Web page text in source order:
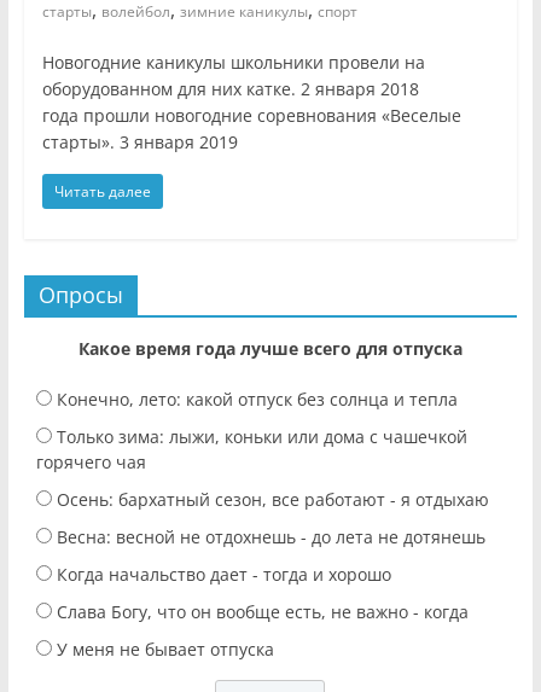
старты, волейбол, зимние каникулы, спорт
Новогодние каникулы школьники провели на
оборудованном для них катке. 2 января 2018
года прошли новогодние соревнования «Веселые
старты». 3 января 2019
Читать далее
Опросы
Какое время года лучше всего для отпуска
Конечно, лето: какой отпуск без солнца и тепла
Только зима: лыжи, коньки или дома с чашечкой
горячего чая
Осень: бархатный сезон, все работают - я отдыхаю
Весна: весной не отдохнешь - до лета не дотянешь
Когда начальство дает - тогда и хорошо
Слава Богу, что он вообще есть, не важно - когда
У меня не бывает отпуска